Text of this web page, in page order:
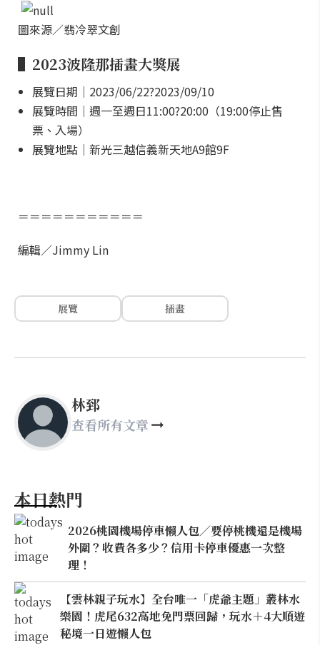
圖來源／翡冷翠文創
▌ 2023波隆那插畫大獎展
展覽日期｜2023/06/22?2023/09/10
展覽時間｜週一至週日11:00?20:00（19:00停止售
票、入場）
展覽地點｜新光三越信義新天地A9館9F
＝＝＝＝＝＝＝＝＝＝＝
編輯／Jimmy Lin
展覽 插畫
林郅
查看所有文章
本日熱門
2026桃園機場停車懶人包／要停桃機還是機場
外圍？收費各多少？信用卡停車優惠一次整
理！
【雲林親子玩水】全台唯一「虎爺主題」叢林水
樂園！虎尾632高地免門票回歸，玩水＋4大順遊
秘境一日遊懶人包